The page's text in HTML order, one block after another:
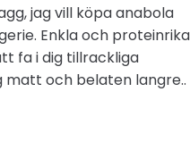
jag vill köpa anabola
Enkla och proteinrika
fa i dig tillrackliga
och belaten langre..